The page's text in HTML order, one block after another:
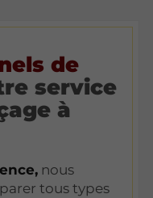
de
service
à
nous
tous types